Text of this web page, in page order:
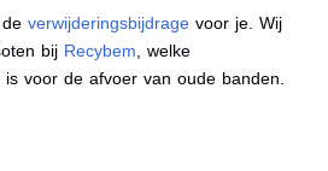
deverwijderingsbijdrage voor je. Wij
bij Recybem , welke
is voor de afvoer van oude banden.